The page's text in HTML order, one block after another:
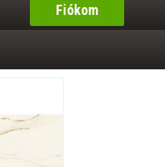
Fiókom